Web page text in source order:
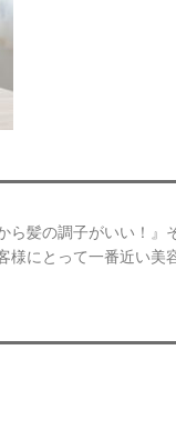
ら髪の調子がいい！
様にとって一番近い美